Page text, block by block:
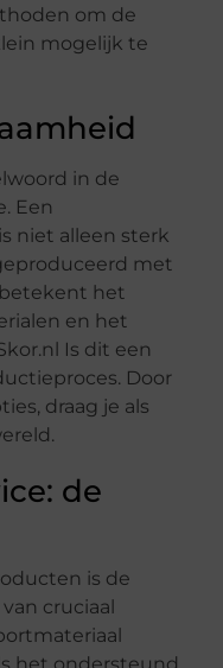
om de
mogelijk te
in de
Een
niet alleen sterk
met
het
en het
Is dit een
Door
draag je als
de
is de
cruciaal